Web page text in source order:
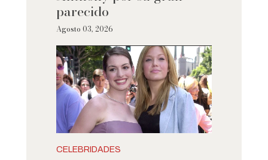
parecido
Agosto 03, 2026
CELEBRIDADES